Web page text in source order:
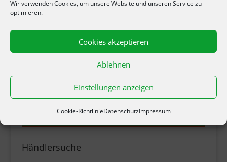
Wir verwenden Cookies, um unsere Website und unseren Service zu
optimieren.
Cookies akzeptieren
Ablehnen
Einstellungen anzeigen
Cookie-RichtlinieDatenschutzImpressum
DAS GARTENLEXIKON.
< Zurück zur Übersicht
Händlersuche